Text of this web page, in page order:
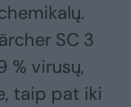
SC 3
% virusų,
taip pat iki